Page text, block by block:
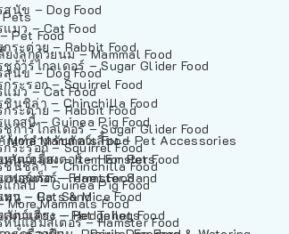
Pets
Pet Food
ยงลูกด้วยนม – Mammal Food
สุนัข – Dog Food
แมว – Cat Food
กระต่าย – Rabbit Food
ชูก้าร์ไกลเดอร์ – Sugar Glider Food
กระรอก – Squirrel Food
ชินชิล่า – Chinchilla Food
แกสบี้ – Guinea Pig Food
More Mammals Food
หนูแฮมสเตอร์ – Hamster Food
สุนัข – Dog Food
มว – Cat Food
กระต่าย – Rabbit Food
ชูก้าร์ไกลเดอร์ – Sugar Glider Food
กระรอก – Squirrel Food
ชินชิล่า – Chinchilla Food
แกสบี้ – Guinea Pig Food
More Mammals Food
หนูแฮมสเตอร์ – Hamster Food
ฟอร์เร็ต – Ferret Food
หนู – Rats & Mice Food
ม่นแคระ – Hedgehog Food
ฑ์สำหรับสัตว์เลี้ยง – Pet Accessories
สัตว์เลี้ยง – Item For Pets
มสเตอร์ – Hamster Sand
มว – Cat Sand
สัตว์เลี้ยง – Pet Toilets